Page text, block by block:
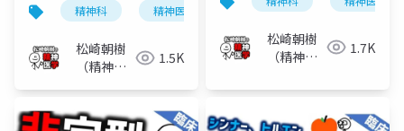
精神科 精神医学 統合失調症 幻覚
松崎朝樹
（精神科
1.5K
松崎朝樹
（精神科
1.7K